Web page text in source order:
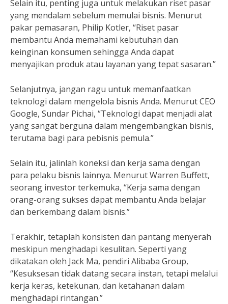
Selain itu, penting juga untuk melakukan riset pasar
yang mendalam sebelum memulai bisnis. Menurut
pakar pemasaran, Philip Kotler, “Riset pasar
membantu Anda memahami kebutuhan dan
keinginan konsumen sehingga Anda dapat
menyajikan produk atau layanan yang tepat sasaran.”
Selanjutnya, jangan ragu untuk memanfaatkan
teknologi dalam mengelola bisnis Anda. Menurut CEO
Google, Sundar Pichai, “Teknologi dapat menjadi alat
yang sangat berguna dalam mengembangkan bisnis,
terutama bagi para pebisnis pemula.”
Selain itu, jalinlah koneksi dan kerja sama dengan
para pelaku bisnis lainnya. Menurut Warren Buffett,
seorang investor terkemuka, “Kerja sama dengan
orang-orang sukses dapat membantu Anda belajar
dan berkembang dalam bisnis.”
Terakhir, tetaplah konsisten dan pantang menyerah
meskipun menghadapi kesulitan. Seperti yang
dikatakan oleh Jack Ma, pendiri Alibaba Group,
“Kesuksesan tidak datang secara instan, tetapi melalui
kerja keras, ketekunan, dan ketahanan dalam
menghadapi rintangan.”